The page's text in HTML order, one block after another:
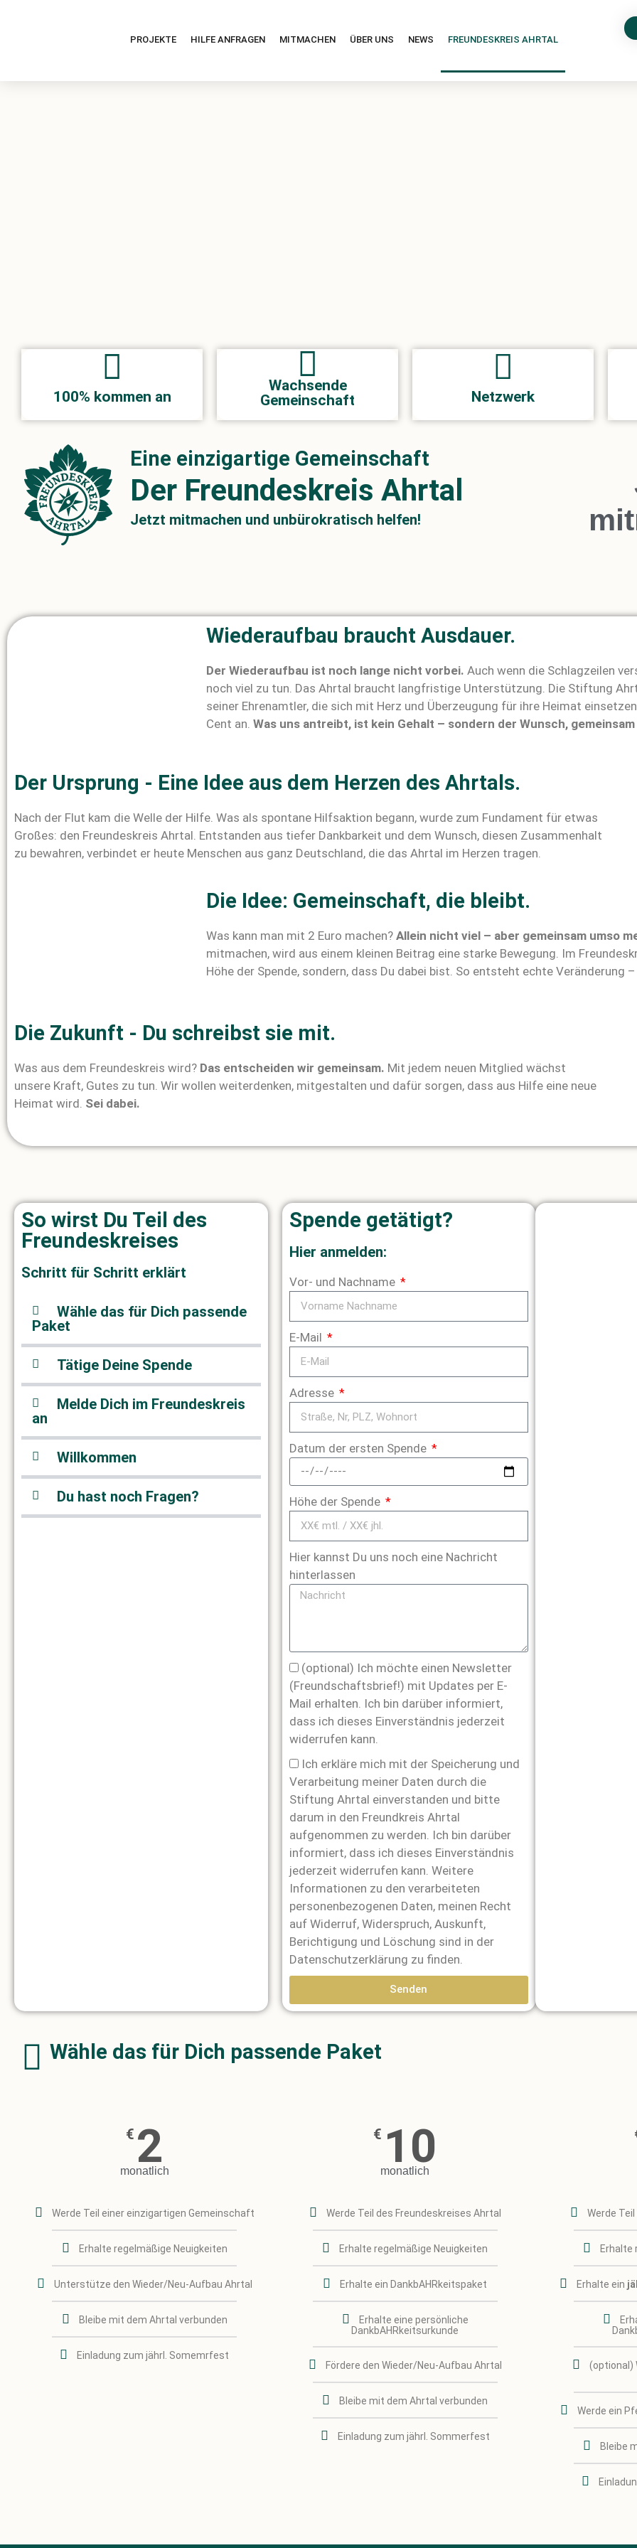
PROJEKTE HILFE ANFRAGEN MITMACHEN ÜBER UNS NEWS FREUNDESKREIS AHRTAL
100% kommen an
100% dem Ahrtal zugute.
Dank Ehrenamt und
Wachsende
Gemeinschaft
Unser Ziel: Langfristig die
Verbindung halten. Deshalb
freuen wir uns immer über
Netzwerk
Ob Verbindung halten oder neue
Eine einzigartige Gemeinschaft
Der Freundeskreis Ahrtal
Jetzt mitmachen und unbürokratisch helfen!
Wiederaufbau braucht Ausdauer.
Der Wiederaufbau ist noch lange nicht vorbei. Auch wenn die Schlagzeilen
noch viel zu tun. Das Ahrtal braucht langfristige Unterstützung. Die Stiftung
seiner Ehrenamtler, die sich mit Herz und Überzeugung für ihre Heimat
Cent an. Was uns antreibt, ist kein Gehalt – sondern der Wunsch,
Der Ursprung - Eine Idee aus dem Herzen des Ahrtals.
Nach der Flut kam die Welle der Hilfe. Was als spontane Hilfsaktion begann, wurde zum Fundament für etwas
Großes: den Freundeskreis Ahrtal. Entstanden aus tiefer Dankbarkeit und dem Wunsch, diesen Zusammenhalt
zu bewahren, verbindet er heute Menschen aus ganz Deutschland, die das Ahrtal im Herzen tragen.
Die Idee: Gemeinschaft, die bleibt.
Was kann man mit 2 Euro machen? Allein nicht viel – aber gemeinsam umso
mitmachen, wird aus einem kleinen Beitrag eine starke Bewegung. Im
Höhe der Spende, sondern, dass Du dabei bist. So entsteht echte Veränderung
Die Zukunft - Du schreibst sie mit.
Was aus dem Freundeskreis wird? Das entscheiden wir gemeinsam. Mit jedem neuen Mitglied wächst
unsere Kraft, Gutes zu tun. Wir wollen weiterdenken, mitgestalten und dafür sorgen, dass aus Hilfe eine neue
Heimat wird. Sei dabei.
So wirst Du Teil des
Freundeskreises
Schritt für Schritt erklärt
Wähle das für Dich passende
Paket
Tätige Deine Spende
Melde Dich im Freundeskreis
an
Willkommen
Du hast noch Fragen?
Spende getätigt?
Hier anmelden:
Vor- und Nachname
E-Mail
Adresse
Datum der ersten Spende
Höhe der Spende
Hier kannst Du uns noch eine Nachricht
hinterlassen
(optional) Ich möchte einen Newsletter
(Freundschaftsbrief!) mit Updates per E-
Mail erhalten. Ich bin darüber informiert,
dass ich dieses Einverständnis jederzeit
widerrufen kann.
Ich erkläre mich mit der Speicherung und
Verarbeitung meiner Daten durch die
Stiftung Ahrtal einverstanden und bitte
darum in den Freundkreis Ahrtal
aufgenommen zu werden. Ich bin darüber
informiert, dass ich dieses Einverständnis
jederzeit widerrufen kann. Weitere
Informationen zu den verarbeiteten
personenbezogenen Daten, meinen Recht
auf Widerruf, Widerspruch, Auskunft,
Berichtigung und Löschung sind in der
Datenschutzerklärung zu finden.
Senden
A
t
Wähle das für Dich passende Paket
€ 2
monatlich
Werde Teil einer einzigartigen Gemeinschaft
Erhalte regelmäßige Neuigkeiten
Unterstütze den Wieder/Neu-Aufbau Ahrtal
Bleibe mit dem Ahrtal verbunden
Einladung zum jährl. Somemrfest
€ 10
monatlich
Werde Teil des Freundeskreises Ahrtal
Erhalte regelmäßige Neuigkeiten
Erhalte ein DankbAHRkeitspaket
Erhalte eine persönliche
DankbAHRkeitsurkunde
Fördere den Wieder/Neu-Aufbau Ahrtal
Bleibe mit dem Ahrtal verbunden
Einladung zum jährl. Sommerfest
Werde
Erhalte
Erhalte ein
(optional)
Werde ein
Bleibe